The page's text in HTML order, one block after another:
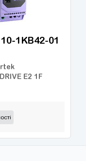
1KB42-01
E2 1F